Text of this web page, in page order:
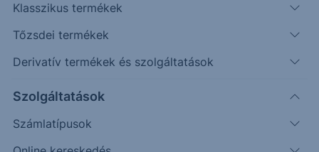
Klasszikus termékek
Tőzsdei termékek
Derivatív termékek és szolgáltatások
Szolgáltatások
Számlatípusok
Meghallgathatod Spotify-on